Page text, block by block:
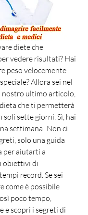
diete che
vedere risultati? Hai
peso velocemente
Allora sei nel
ultimo articolo,
che ti permetterà
soli sette giorni. Sì, hai
settimana! Non ci
solo una guida
per aiutarti a
obiettivi di
record. Se sei
come è possibile
poco tempo,
e scopri i segreti di